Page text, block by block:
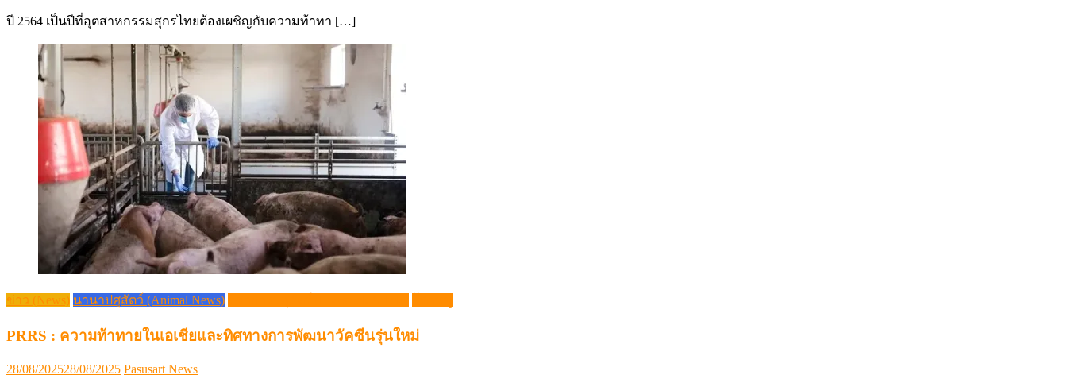
ปี 2564 เป็นปีที่อุตสาหกรรมสุกรไทยต้องเผชิญกับความท้าทา […]
ข่าว (News) นานาปศุสัตว์ (Animal News)
PRRS : ความท้าทายในเอเชียและทิศทางการพัฒนาวัคซีนรุ่นใหม่
Posted
28/08/202528/08/2025 Author
Pasusart News